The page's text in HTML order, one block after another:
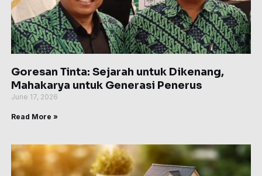
Goresan Tinta: Sejarah untuk Dikenang,
Mahakarya untuk Generasi Penerus
June 17, 2026
Read More »